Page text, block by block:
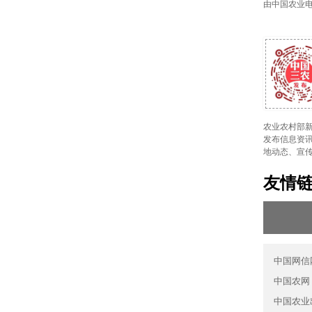
由中国农业
农业农村部
发布信息资
地动态、宣
友情
中国网信
中国农网
中国农业